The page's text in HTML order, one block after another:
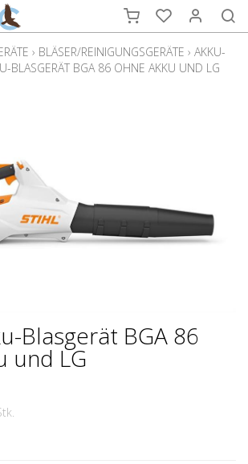
› BLÄSER/REINIGUNGSGERÄTE › AKKU-
BLASGERÄT BGA 86 OHNE AKKU UND LG
Blasgerät BGA 86
und LG